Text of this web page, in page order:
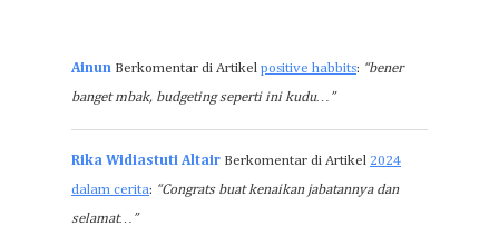
Ainun Berkomentar di Artikel positive habbits: “bener
banget mbak, budgeting seperti ini kudu…”
Rika Widiastuti Altair Berkomentar di Artikel 2024
dalam cerita: “Congrats buat kenaikan jabatannya dan
selamat…”